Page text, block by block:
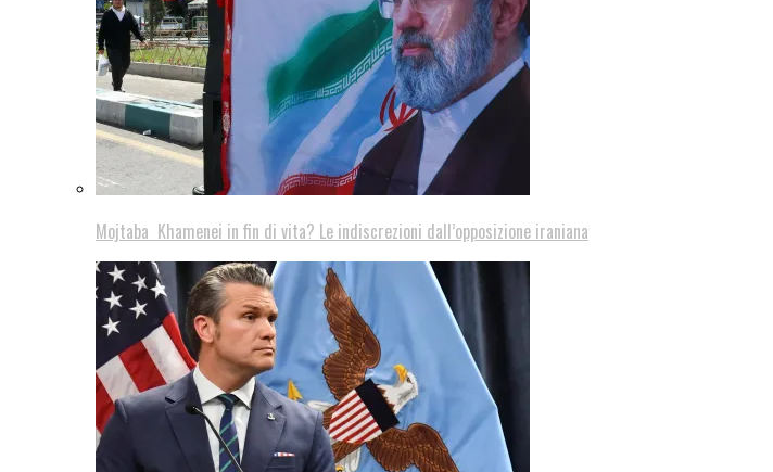
Mojtaba Khamenei in fin di vita? Le indiscrezioni dall’opposizione iraniana